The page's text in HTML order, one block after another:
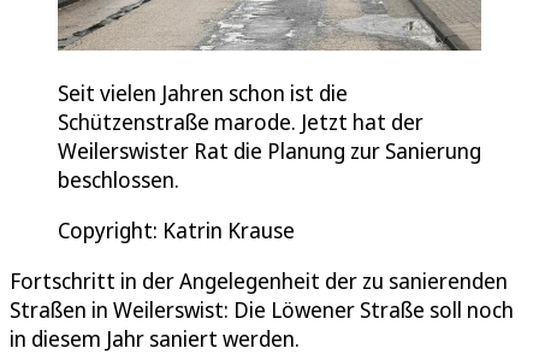
Seit vielen Jahren schon ist die
Schützenstraße marode. Jetzt hat der
Weilerswister Rat die Planung zur Sanierung
beschlossen.
Copyright: Katrin Krause
Fortschritt in der Angelegenheit der zu sanierenden
Straßen in Weilerswist: Die Löwener Straße soll noch
in diesem Jahr saniert werden.